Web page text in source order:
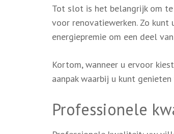
Tot slot is het belangrijk om te
voor renovatiewerken. Zo kunt
energiepremie om een deel
Kortom, wanneer u ervoor
aanpak waarbij u kunt
Professionele